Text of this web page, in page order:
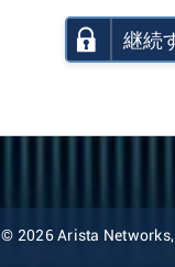
継続
© 2026 Arista